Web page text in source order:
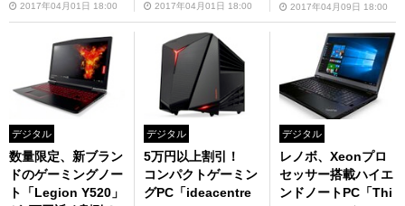
2017年04月01日 18:00 2017年04月01日 18:00 2017年04月09日 18:00
デジタル
数量限定、新ブラン
ドのゲーミングノー
ト「Legion Y520」
デジタル
5万円以上割引！
コンパクトゲーミン
グPC「ideacentre
デジタル
レノボ、Xeonプロ
セッサー搭載ハイエ
ンドノートPC「Thi